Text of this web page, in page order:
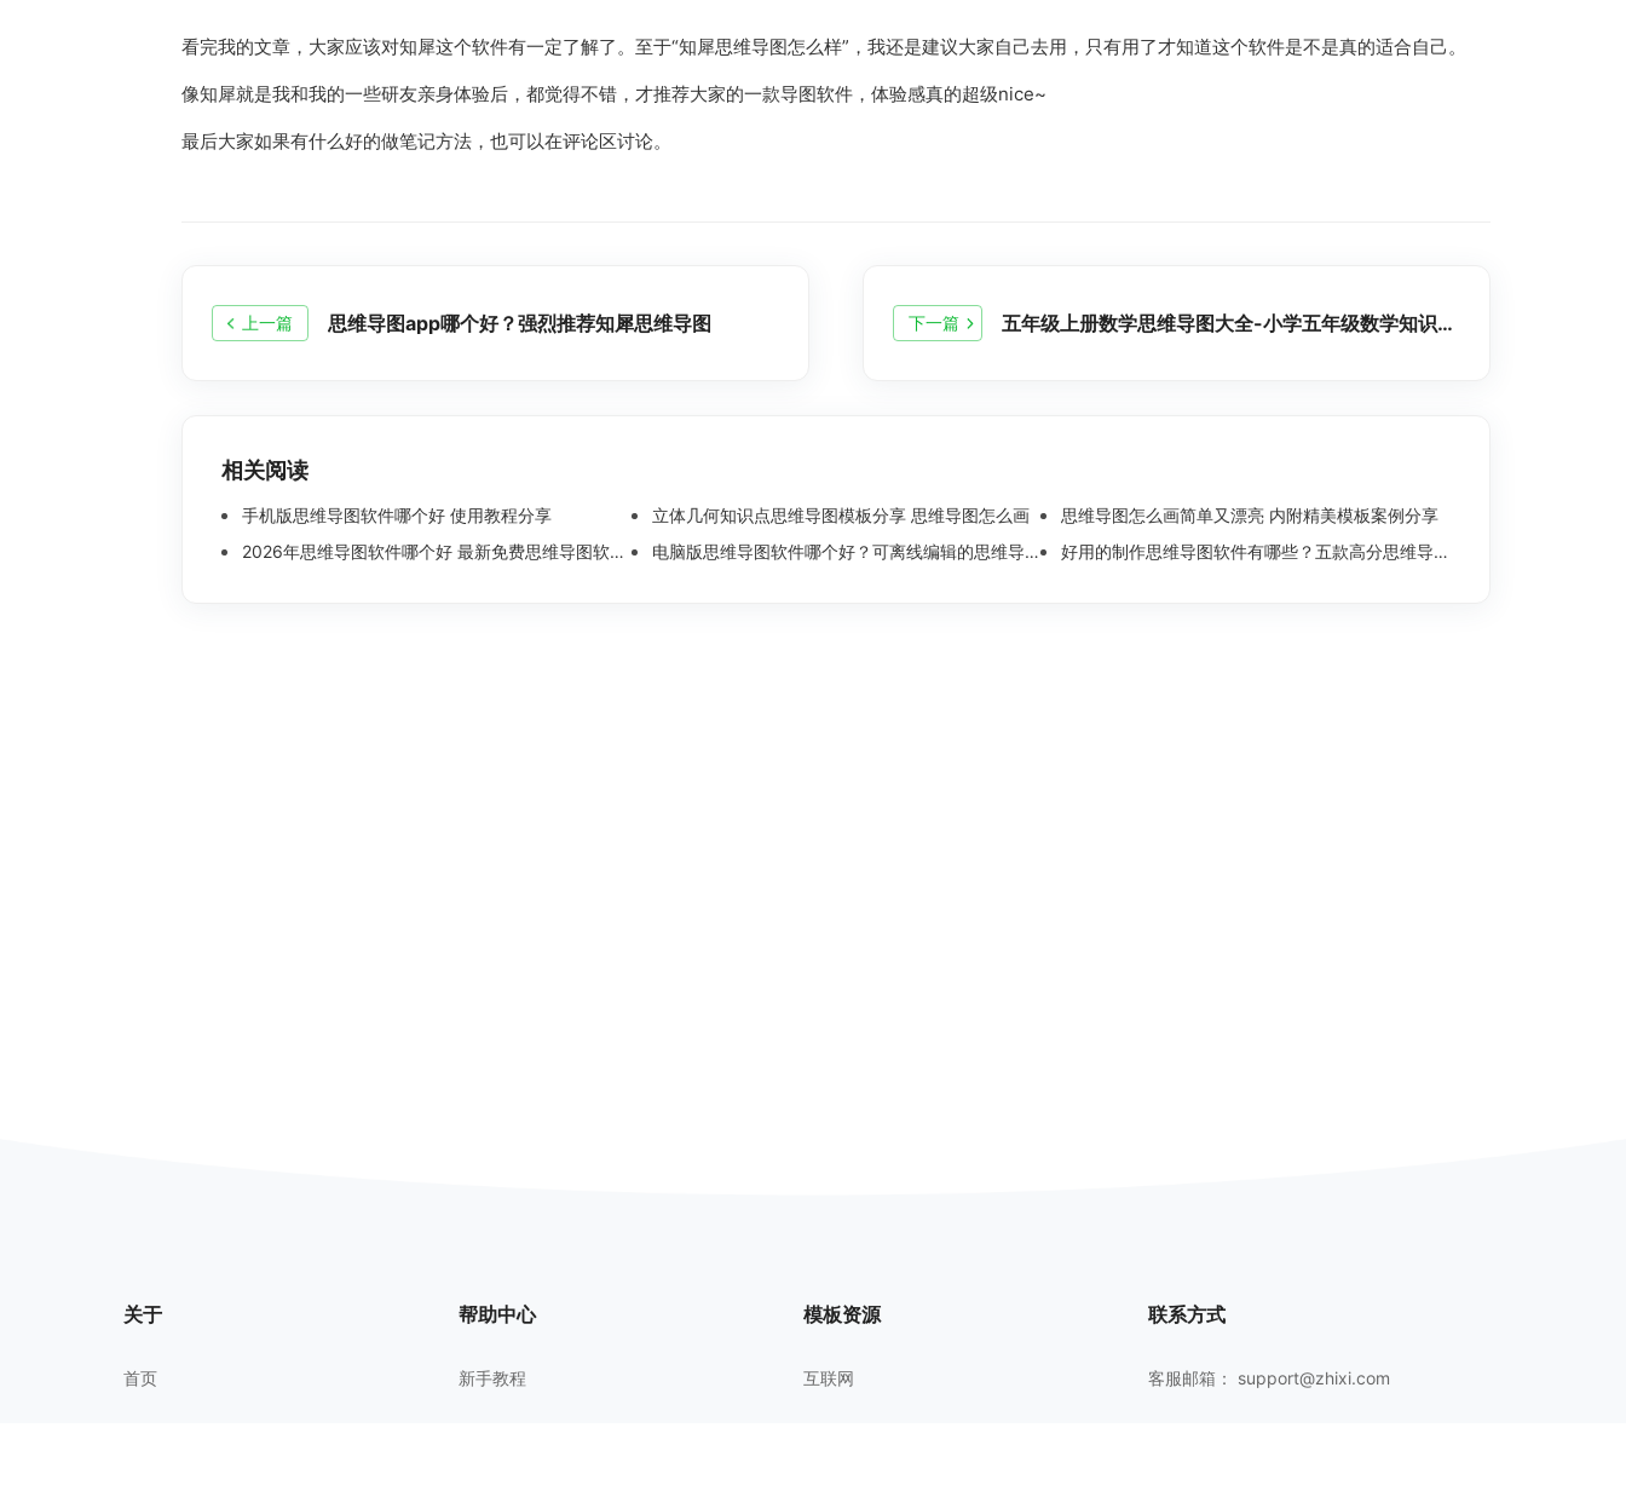
看完我的文章，大家应该对知犀这个软件有一定了解了。至于“知犀思维导图怎么样”，我还是建议大家自己去用，只有用了才知道这个软件是不是真的适合自己。
像知犀就是我和我的一些研友亲身体验后，都觉得不错，才推荐大家的一款导图软件，体验感真的超级nice~
最后大家如果有什么好的做笔记方法，也可以在评论区讨论。
上一篇 思维导图app哪个好？强烈推荐知犀思维导图 下一篇 五年级上册数学思维导图大全-小学五年级数学知识点全册整理
相关阅读
手机版思维导图软件哪个好 使用教程分享 立体几何知识点思维导图模板分享 思维导图怎么画
思维导图怎么画简单又漂亮 内附精美模板案例分享
2026年思维导图软件哪个好 最新免费思维导图软件测评
电脑版思维导图软件哪个好？可离线编辑的思维导图工具盘点 好用的制作思维导图软件有哪些？五款高分思维导图工具盘点
关于
首页
帮助中心
新手教程
模板资源
互联网
联系方式
客服邮箱： support@zhixi.com